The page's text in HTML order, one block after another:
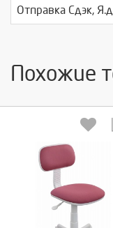
Отправка Сдэк,
Похожие
Выберите